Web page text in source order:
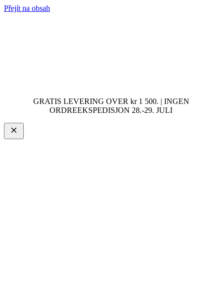
Přejít na obsah
GRATIS LEVERING OVER kr 1 500. | INGEN
ORDREEKSPEDISJON 28.-29. JULI